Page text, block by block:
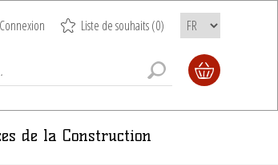
Connexion Liste de souhaits(0)
de la Construction